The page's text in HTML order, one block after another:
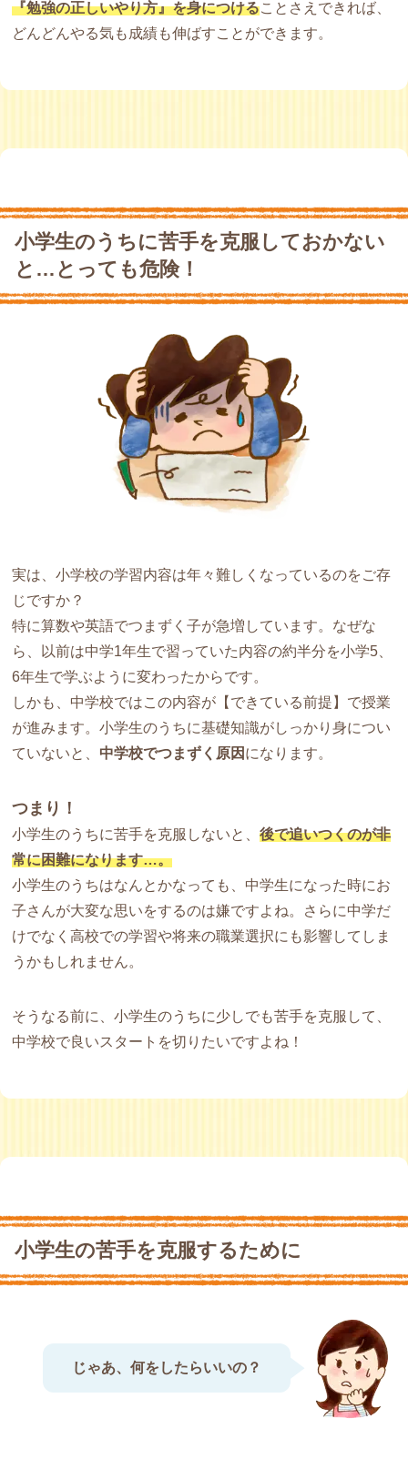
『勉強の正しいやり方』を身につけることさえできれば、
どんどんやる気も成績も伸ばすことができます。
小学生のうちに苦手を克服しておかない
と…とっても危険！
実は、小学校の学習内容は年々難しくなっているのをご存
じですか？
特に算数や英語でつまずく子が急増しています。なぜな
ら、以前は中学1年生で習っていた内容の約半分を小学5、
6年生で学ぶように変わったからです。
しかも、中学校ではこの内容が【できている前提】で授業
が進みます。小学生のうちに基礎知識がしっかり身につい
ていないと、 中学校でつまずく原因 になります。
つまり！
小学生のうちに苦手を克服しないと、後で追いつくのが非
常に困難になります…。
小学生のうちはなんとかなっても、中学生になった時にお
子さんが大変な思いをするのは嫌ですよね。さらに中学だ
けでなく高校での学習や将来の職業選択にも影響してしま
うかもしれません。
そうなる前に、小学生のうちに少しでも苦手を克服して、
中学校で良いスタートを切りたいですよね！
小学生の苦手を克服するために
じゃあ、何をしたらいいの？